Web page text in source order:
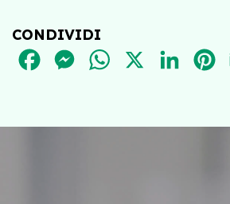
CONDIVIDI
FACEBOOKMESSENGER
WHATSAPP